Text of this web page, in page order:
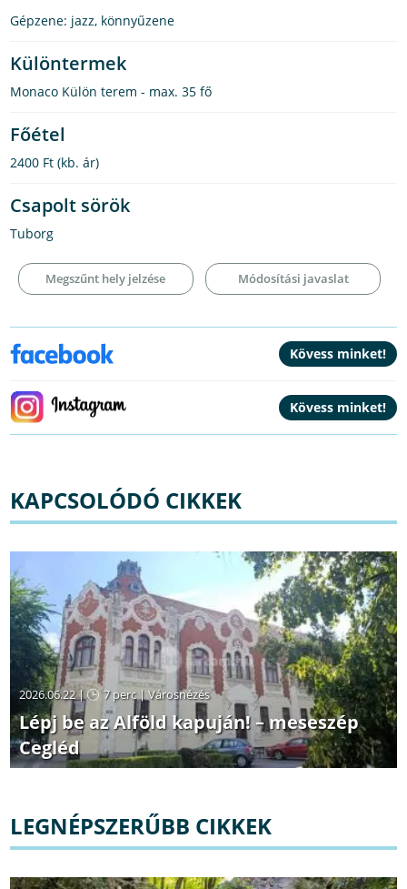
Gépzene: jazz, könnyűzene
Különtermek
Monaco Külön terem - max. 35 fő
Főétel
2400 Ft (kb. ár)
Csapolt sörök
Tuborg
Megszűnt hely jelzése Módosítási javaslat
KAPCSOLÓDÓ CIKKEK
2026.06.22 | 7 perc|Városnézés
Lépj be az Alföld kapuján! – meseszép
Cegléd
LEGNÉPSZERŰBB CIKKEK